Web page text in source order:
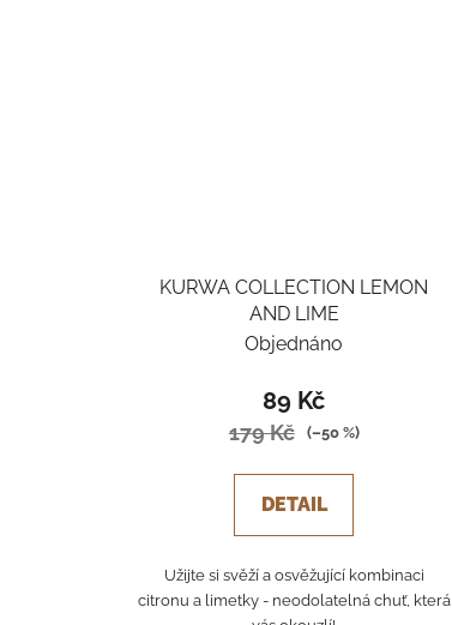
KURWA COLLECTION LEMON
AND LIME
Objednáno
89 Kč
179 Kč (–50 %)
DETAIL
Užijte si svěží a osvěžující kombinaci
citronu a limetky - neodolatelná chuť, která